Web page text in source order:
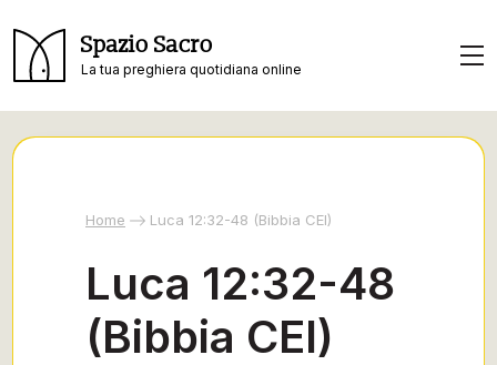
Spazio Sacro
La tua preghiera quotidiana online
Home Luca 12:32-48 (Bibbia CEI)
Luca 12:32-48
(Bibbia CEI)